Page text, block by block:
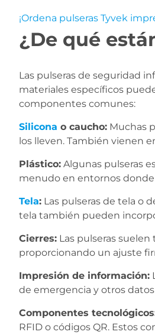
¡Ordena pulseras Tyvek
¿De qué
Las pulseras de seguridad
materiales específicos
componentes comunes:
Silicona o caucho: Muchas
los lleven. También vienen
Plástico: Algunas pulseras
menudo en entornos donde
Tela: Las pulseras de tela o
tela también pueden
Cierres: Las pulseras
proporcionando un ajuste
Impresión de información:
de emergencia y otros
Componentes
RFID o códigos QR. Estos